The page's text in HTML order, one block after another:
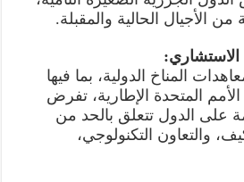
الأجيال الحالية والمقبلة.
الاستشاري:
المناخ الدولية، بما فيها
الأمم المتحدة الإطارية، تفرض
على الدول تتعلق بالحد من
والتعاون التكنولوجي،